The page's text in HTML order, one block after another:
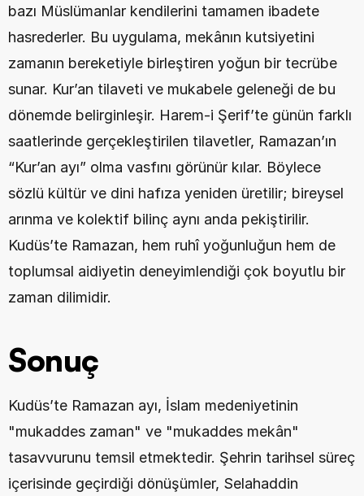
bazı Müslümanlar kendilerini tamamen ibadete
hasrederler. Bu uygulama, mekânın kutsiyetini
zamanın bereketiyle birleştiren yoğun bir tecrübe
sunar. Kur’an tilaveti ve mukabele geleneği de bu
dönemde belirginleşir. Harem-i Şerif’te günün farklı
saatlerinde gerçekleştirilen tilavetler, Ramazan’ın
“Kur’an ayı” olma vasfını görünür kılar. Böylece
sözlü kültür ve dini hafıza yeniden üretilir; bireysel
arınma ve kolektif bilinç aynı anda pekiştirilir.
Kudüs’te Ramazan, hem ruhî yoğunluğun hem de
toplumsal aidiyetin deneyimlendiği çok boyutlu bir
zaman dilimidir.
Sonuç
Kudüs’te Ramazan ayı, İslam medeniyetinin
"mukaddes zaman" ve "mukaddes mekân"
tasavvurunu temsil etmektedir. Şehrin tarihsel süreç
içerisinde geçirdiği dönüşümler, Selahaddin